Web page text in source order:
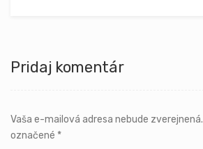
Pridaj komentár
Vaša e-mailová adresa nebude zverejnená.
označené *